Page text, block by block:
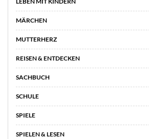
MÄRCHEN
MUTTERHERZ
REISEN & ENTDECKEN
SACHBUCH
SCHULE
SPIELE
SPIELEN & LESEN